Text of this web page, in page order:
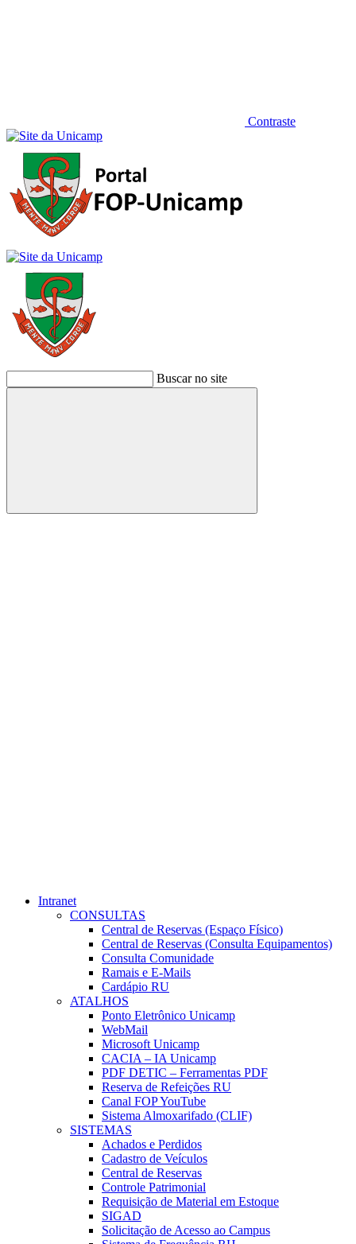
Contraste
Buscar no site
Buscar
Intranet
CONSULTAS
Central de Reservas (Espaço Físico)
Central de Reservas (Consulta Equipamentos)
Consulta Comunidade
Ramais e E-Mails
Cardápio RU
ATALHOS
Ponto Eletrônico Unicamp
WebMail
Microsoft Unicamp
CACIA – IA Unicamp
PDF DETIC – Ferramentas PDF
Reserva de Refeições RU
Canal FOP YouTube
Sistema Almoxarifado (CLIF)
SISTEMAS
Achados e Perdidos
Cadastro de Veículos
Central de Reservas
Controle Patrimonial
Requisição de Material em Estoque
SIGAD
Solicitação de Acesso ao Campus